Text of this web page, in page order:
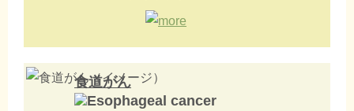
食道がん